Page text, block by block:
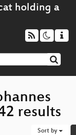
results
Sort by